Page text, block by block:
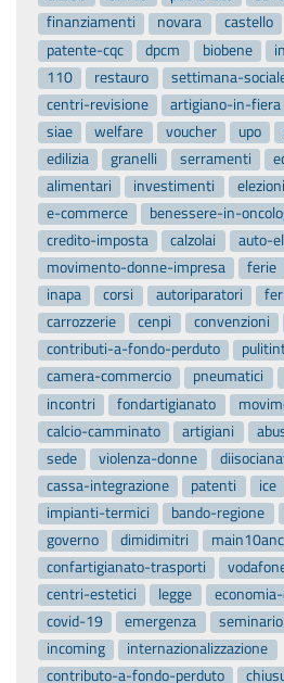
110
restauro settimana-sociale
centri-revisione
artigiano-in-fiera
siae
welfare voucher upo
edilizia
granelli serramenti
alimentari
investimenti elezioni
e-commerce
benessere-in-
credito-imposta
calzolai
auto-
movimento-donne-impresa
ferie
inapa
corsi autoriparatori
carrozzerie
cenpi convenzioni
contributi-a-fondo-perduto
camera-commercio
pneumatici
incontri
fondartigianato
calcio-camminato
artigiani
sede
violenza-donne
cassa-integrazione
patenti ice
impianti-termici
bando-regione
governo
dimidimitri main10ance
confartigianato-trasporti
centri-estetici
legge
covid-19
emergenza seminario
incoming
internazionalizzazione
contributo-a-fondo-perduto
divieti-circolazione
eccellenza-
brennero
caro-carburante